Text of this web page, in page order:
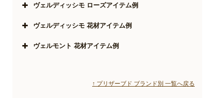
ヴェルディッシモ ローズアイテム例
ヴェルディッシモ 花材アイテム例
ヴェルモント 花材アイテム例
↑ プリザーブド ブランド別 一覧へ戻る